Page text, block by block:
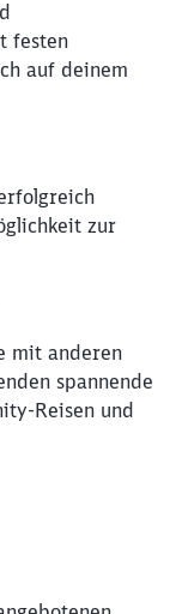
festen
auf deinem
zur
mit anderen
spannende
Reisen und